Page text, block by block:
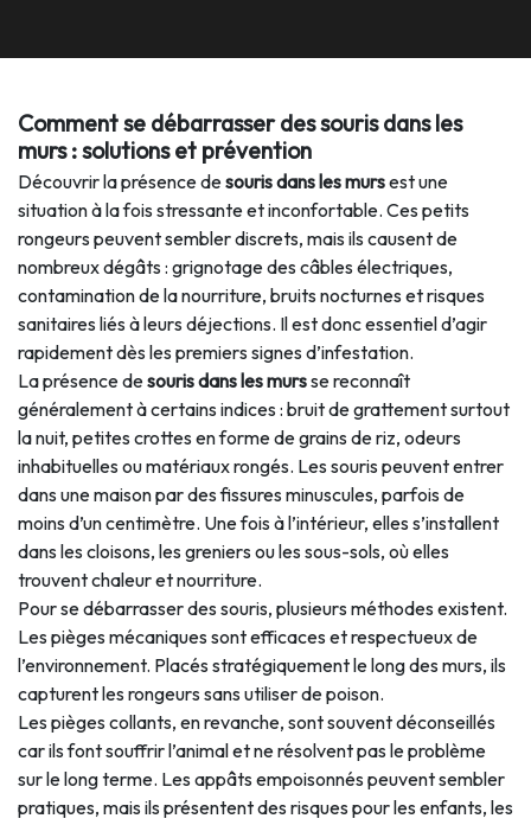
Comment se débarrasser des souris dans les
murs : solutions et prévention
Découvrir la présence desouris dans les mursest une
situation à la fois stressante et inconfortable. Ces petits
rongeurs peuvent sembler discrets, mais ils causent de
nombreux dégâts : grignotage des câbles électriques,
contamination de la nourriture, bruits nocturnes et risques
sanitaires liés à leurs déjections. Il est donc essentiel d’agir
rapidement dès les premiers signes d’infestation.
La présence desouris dans les mursse reconnaît
généralement à certains indices : bruit de grattement surtout
la nuit, petites crottes en forme de grains de riz, odeurs
inhabituelles ou matériaux rongés. Les souris peuvent entrer
dans une maison par des fissures minuscules, parfois de
moins d’un centimètre. Une fois à l’intérieur, elles s’installent
dans les cloisons, les greniers ou les sous-sols, où elles
trouvent chaleur et nourriture.
Pour se débarrasser des souris, plusieurs méthodes existent.
Les pièges mécaniques sont efficaces et respectueux de
l’environnement. Placés stratégiquement le long des murs, ils
capturent les rongeurs sans utiliser de poison.
Les pièges collants, en revanche, sont souvent déconseillés
car ils font souffrir l’animal et ne résolvent pas le problème
sur le long terme. Les appâts empoisonnés peuvent sembler
pratiques, mais ils présentent des risques pour les enfants, les